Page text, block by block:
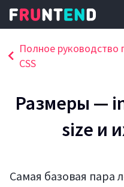
Полное руководство
CSS
Размеры —
size и
Самая базовая пара